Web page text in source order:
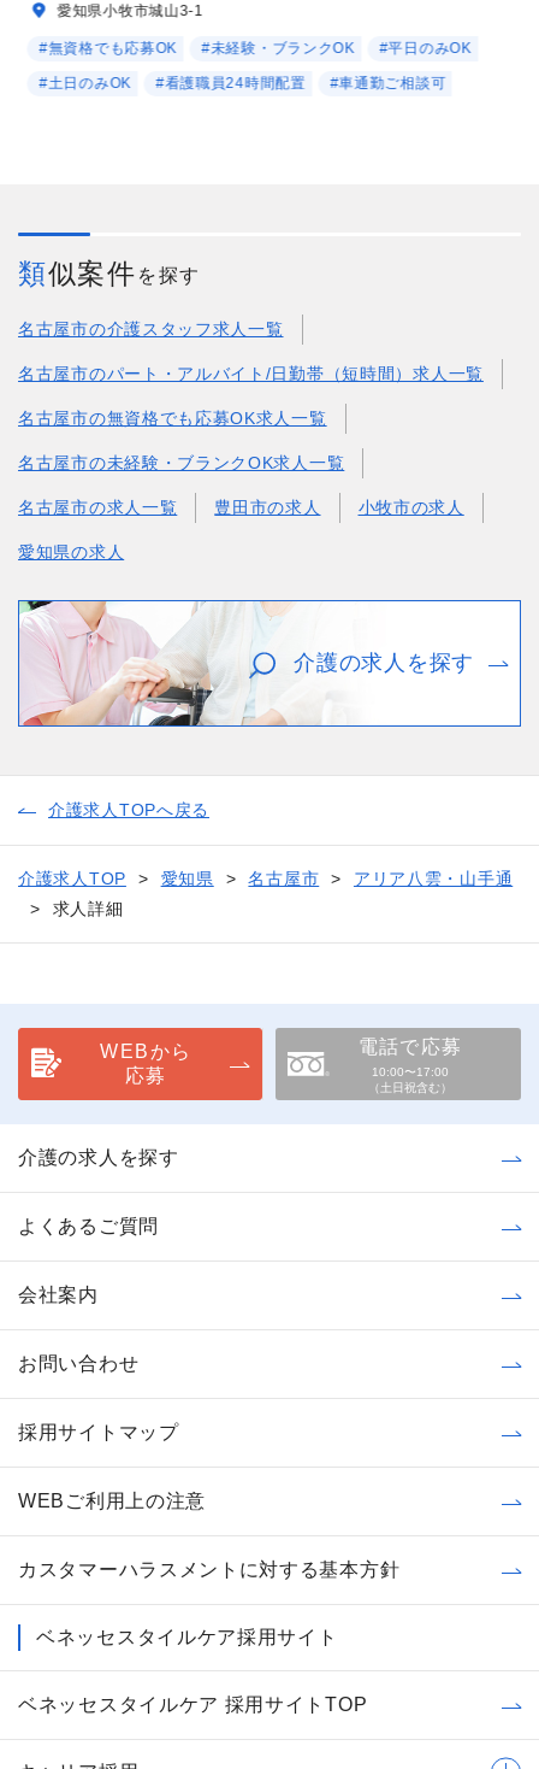
愛知県小牧市城山3-1
#無資格でも応募OK #未経験・ブランクOK #平日のみOK
#土日のみOK #看護職員24時間配置 #車通勤ご相談可
類似案件 を探す
名古屋市の介護スタッフ求人一覧
名古屋市のパート・アルバイト/日勤帯（短時間）求人一覧
名古屋市の無資格でも応募OK求人一覧
名古屋市の未経験・ブランクOK求人一覧
名古屋市の求人一覧 豊田市の求人 小牧市の求人
愛知県の求人
介護の求人を探す
介護求人TOPへ戻る
介護求人TOP 愛知県 名古屋市
アリア八雲・山手通
求人詳細
WEBから
応募
電話で応募
10:00〜17:00
（土日祝含む）
介護の求人を探す
よくあるご質問
会社案内
お問い合わせ
採用サイトマップ
WEBご利用上の注意
カスタマーハラスメントに対する基本方針
ベネッセスタイルケア採用サイト
ベネッセスタイルケア 採用サイトTOP